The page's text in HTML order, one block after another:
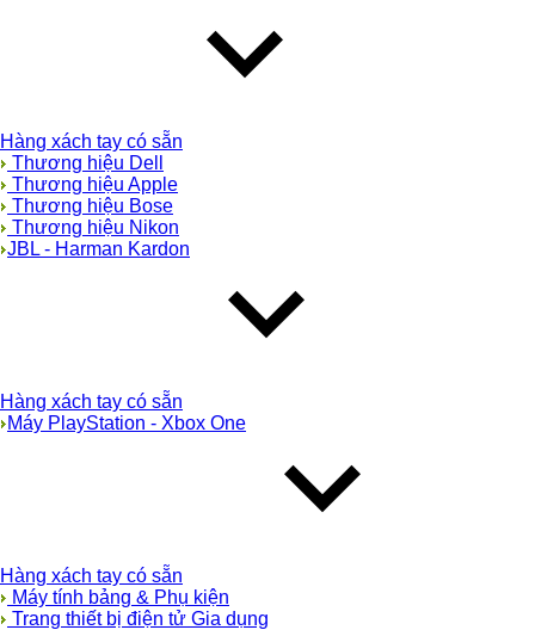
Hàng xách tay có sẵn
Thương hiệu Dell
Thương hiệu Apple
Thương hiệu Bose
Thương hiệu Nikon
JBL - Harman Kardon
Hàng xách tay có sẵn
Máy PlayStation - Xbox One
Hàng xách tay có sẵn
Máy tính bảng & Phụ kiện
Trang thiết bị điện tử Gia dụng